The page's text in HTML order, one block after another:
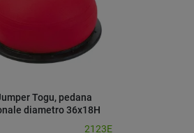
Togu, pedana
diametro 36x18H
2123E